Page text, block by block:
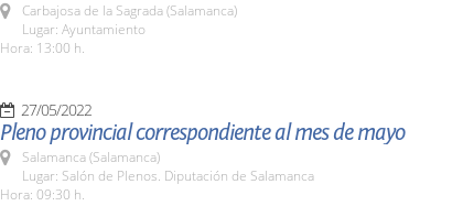
Carbajosa de la Sagrada (Salamanca)
Lugar: Ayuntamiento
Hora: 13:00 h.
27/05/2022
Pleno provincial correspondiente al mes de mayo
Salamanca (Salamanca)
Lugar: Salón de Plenos. Diputación de Salamanca
Hora: 09:30 h.